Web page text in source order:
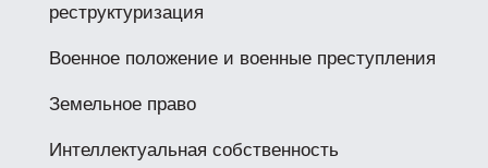
реструктуризация
Военное положение и военные преступления
Земельное право
Интеллектуальная собственность